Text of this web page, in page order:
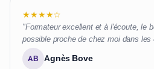
★★★★☆
"Formateur excellent et à l'écoute, le
possible proche de chez moi dans
AB Agnès Bove